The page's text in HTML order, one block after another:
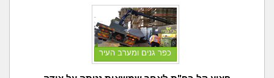
כפר גנים ומערב העיר